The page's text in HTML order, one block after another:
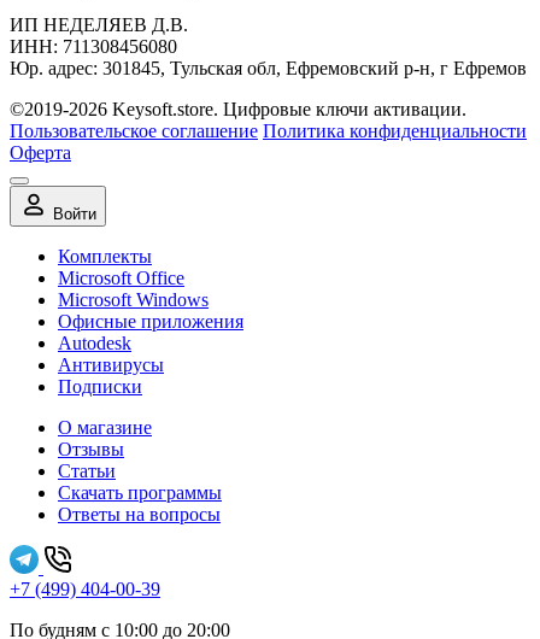
ИП НЕДЕЛЯЕВ Д.В.
ИНН: 711308‍456080
Юр. адрес: 301845, Тульская обл, Ефремовский р-н, г Ефремов
©2019-2026 Keysoft.store. Цифровые ключи активации.
Пользовательское соглашение Политика конфиденциальности
Оферта
Войти
Комплекты
Microsoft Office
Microsoft Windows
Офисные приложения
Autodesk
Антивирусы
Подписки
О магазине
Отзывы
Статьи
Скачать программы
Ответы на вопросы
+7 (499) 404-00-39
По будням с 10:00 до 20:00